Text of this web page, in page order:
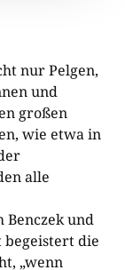
nur Pelgen,
und
großen
wie etwa in
alle
und
begeistert die
„wenn